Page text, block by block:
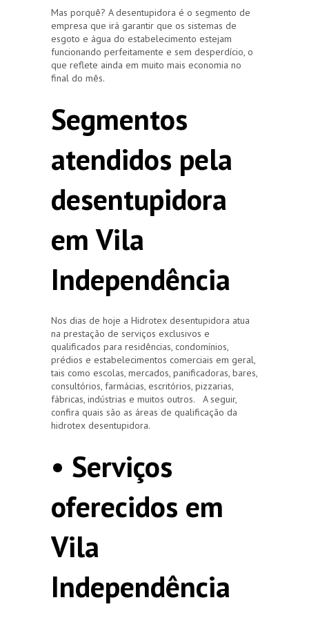
Mas porquê? A desentupidora é o segmento de
empresa que irá garantir que os sistemas de
esgoto e água do estabelecimento estejam
funcionando perfeitamente e sem desperdício, o
que reflete ainda em muito mais economia no
final do mês.
Segmentos
atendidos pela
desentupidora
em Vila
Independência
Nos dias de hoje a Hidrotex desentupidora atua
na prestação de serviços exclusivos e
qualificados para residências, condomínios,
prédios e estabelecimentos comerciais em geral,
tais como escolas, mercados, panificadoras, bares,
consultórios, farmácias, escritórios, pizzarias,
fábricas, indústrias e muitos outros. A seguir,
confira quais são as áreas de qualificação da
hidrotex desentupidora.
• Serviços
oferecidos em
Vila
Independência